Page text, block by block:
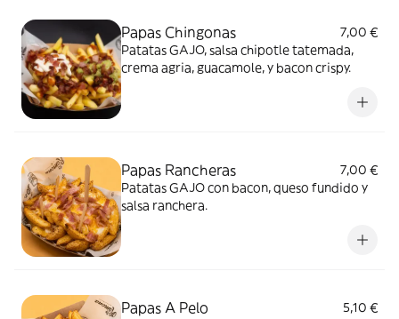
Papas Chingonas
7,00 €
Patatas GAJO, salsa chipotle tatemada,
crema agria, guacamole, y bacon crispy.
Papas Rancheras
7,00 €
Patatas GAJO con bacon, queso fundido y
salsa ranchera.
Papas A Pelo
5,10 €